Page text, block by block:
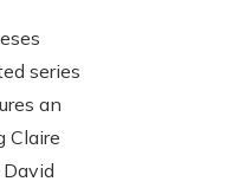
series
an
Claire